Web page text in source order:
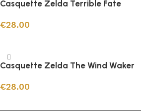
Casquette Zelda Terrible Fate
€28.00
Casquette Zelda The Wind Waker
€28.00